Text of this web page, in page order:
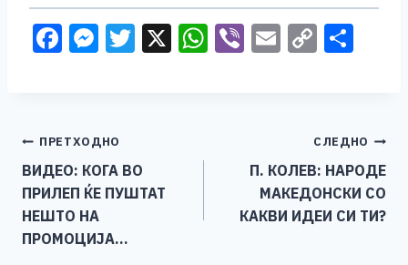
F
b
o
o
k
M
n
g
er
T X W Vi E C
Li
n
k
Навигација
на
напис
ПРЕТХОДНО
ВИДЕО: КОГА ВО
ПРИЛЕП ЌЕ ПУШТАТ
НЕШТО НА
ПРОМОЦИЈА…
СЛЕДНО
П. КОЛЕВ: НАРОДЕ
МАКЕДОНСКИ СО
КАКВИ ИДЕИ СИ ТИ?